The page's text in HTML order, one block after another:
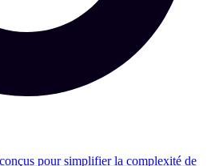
pour simplifier la complexité de